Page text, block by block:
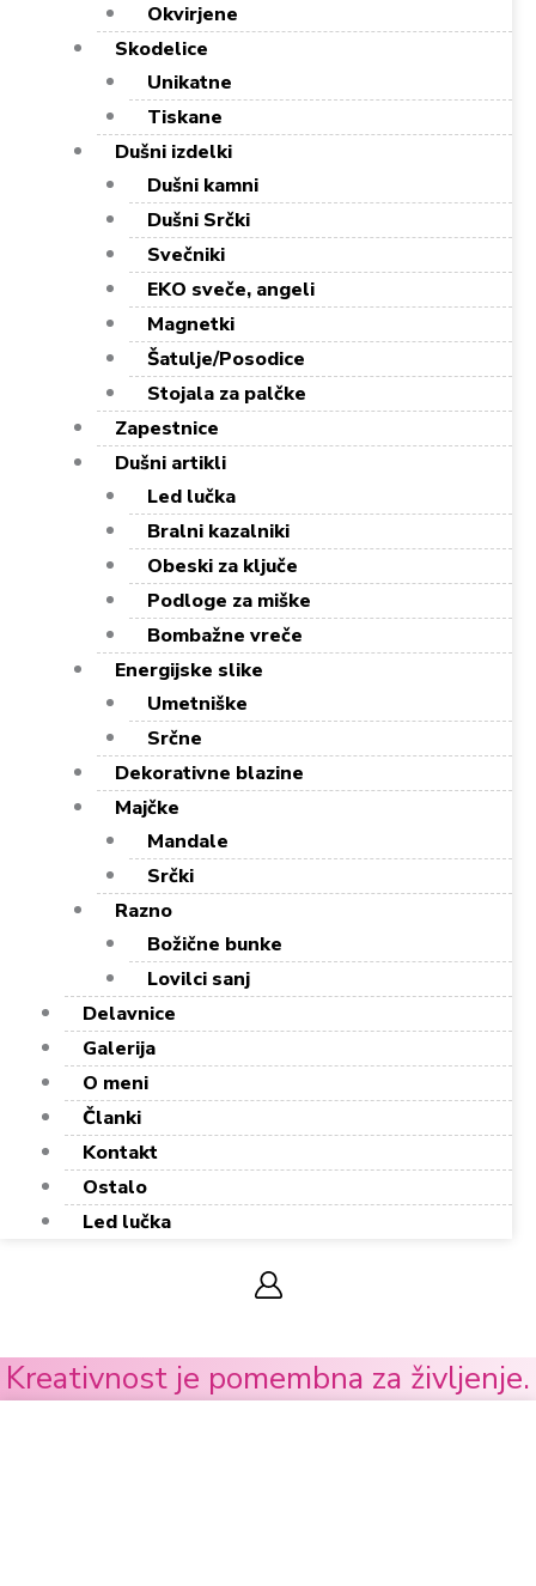
Okvirjene
Skodelice
Unikatne
Tiskane
Dušni izdelki
Dušni kamni
Dušni Srčki
Svečniki
EKO sveče, angeli
Magnetki
Šatulje/Posodice
Stojala za palčke
Zapestnice
Dušni artikli
Led lučka
Bralni kazalniki
Obeski za ključe
Podloge za miške
Bombažne vreče
Energijske slike
Umetniške
Srčne
Dekorativne blazine
Majčke
Mandale
Srčki
Razno
Božične bunke
Lovilci sanj
Delavnice
Galerija
O meni
Članki
Kontakt
Ostalo
Led lučka
Kreativnost je pomembna za življenje.